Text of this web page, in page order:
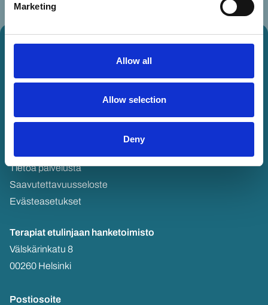
Marketing
Allow all
Allow selection
Deny
Tie­toa pal­ve­lus­ta
Saa­vu­tet­ta­vuus­se­los­te
Eväs­tea­se­tuk­set
Te­ra­piat etu­lin­jaan han­ke­toi­mis­to
Väls­kä­rin­ka­tu 8
00260 Hel­sin­ki
Pos­tio­soi­te